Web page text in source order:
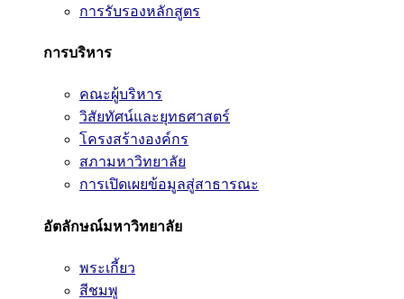
การรับรองหลักสูตร
การบริหาร
คณะผู้บริหาร
วิสัยทัศน์และยุทธศาสตร์
โครงสร้างองค์กร
สภามหาวิทยาลัย
การเปิดเผยข้อมูลสู่สาธารณะ
อัตลักษณ์มหาวิทยาลัย
พระเกี้ยว
สีชมพู